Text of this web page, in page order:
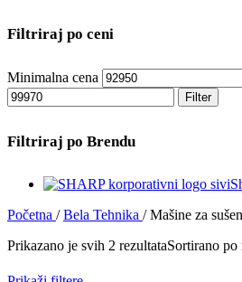
Filtriraj po ceni
Minimalna cena
Filter
Filtriraj po Brendu
Početna / Bela Tehnika / Mašine za
Prikazano je svih 2 rezultataSortirano